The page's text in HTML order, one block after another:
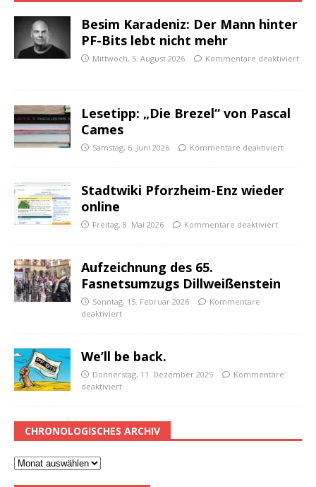
Besim Karadeniz: Der Mann hinter
PF-Bits lebt nicht mehr
Mittwoch, 5. August 2026 Kommentare deaktiviert
Lesetipp: „Die Brezel“ von Pascal
Cames
Samstag, 6. Juni 2026 Kommentare deaktiviert
Stadtwiki Pforzheim-Enz wieder
online
Freitag, 8. Mai 2026 Kommentare deaktiviert
Aufzeichnung des 65.
Fasnetsumzugs Dillweißenstein
Sonntag, 15. Februar 2026
Kommentare
deaktiviert
We’ll be back.
Donnerstag, 11. Dezember 2025
Kommentare
deaktiviert
CHRONOLOGISCHES ARCHIV